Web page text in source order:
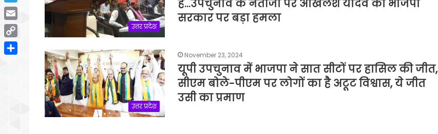
उत्तर प्रदेश
है…उपचुनाव के नतीजों पर अखिलेश यादव का भाजपा
सरकार पर बड़ा हमला
उत्तर प्रदेश
November 23, 2024
यूपी उपचुनाव में भाजपा ने सात सीटों पर हासिल की जीत,
सीएम बोले-पीएम पर लोगों का है अटूट विश्वास, ये जीत
उसी का प्रमाण
Telegram
Email
Copy
Link